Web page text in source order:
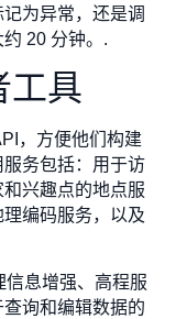
为异常，还是调
20 分钟。.
工具
，方便他们构建
务包括：用于访
兴趣点的地点服
编码服务，以及
息增强、高程服
询和编辑数据的